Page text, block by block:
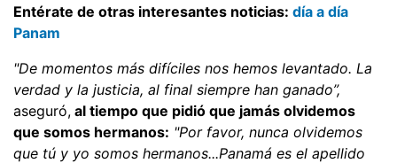
Entérate de otras interesantes noticias: día a día
Panam
"De momentos más difíciles nos hemos levantado. La
verdad y la justicia, al final siempre han ganado”,
aseguró, al tiempo que pidió que jamás olvidemos
que somos hermanos: "Por favor, nunca olvidemos
que tú y yo somos hermanos...Panamá es el apellido